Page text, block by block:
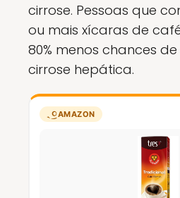
cirrose. Pessoas que
ou mais xícaras de
80% menos chances
cirrose hepática.
AMAZON